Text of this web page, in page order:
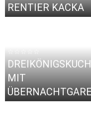
RENTIER KACKA
MIT